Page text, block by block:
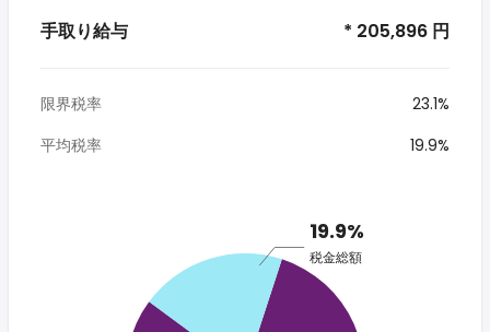
手取り給与 * 205,896 円
限界税率
23.1%
平均税率
19.9%
19.9%
税金総額